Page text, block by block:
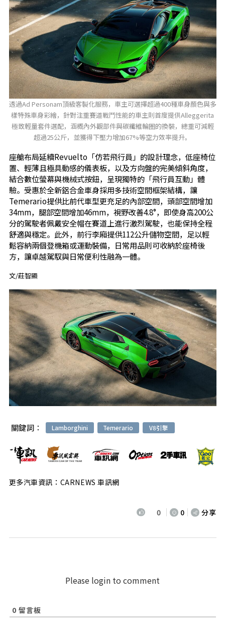
透過Ad Personam頂級客製化服務，車主可選擇超過400種車身顏色與多
樣特殊車身彩繪，針對注重賽道戰鬥性能的車主則首度提供Alleggerita
極致輕量套件選配，涵概內外觀部件與碳纖維輪圈的換裝，總重可減輕
超過25公斤，並獲得下壓力增加67%等空力效率提升。
座艙布局延續Revuelto「仿若飛行員」的設計理念，低座椅位
置、輕薄且極具動感的儀表板，以及方向盤的完美傾斜角度，
結合數位螢幕與機械式按鈕，呈現獨特的「飛行員互動」體
驗。受惠於全新鋁合金車身採用多技術空間框架結構，讓
Temerario提供比前代車型更充足的內部空間，頭部空間增加
34mm，腿部空間增加46mm，視野改善4.8°，即使身高200公
分的駕駛者佩戴安全帽在賽道上進行激烈駕駛，也能保持全程
舒適與穩定。此外，前行李廂提供112公升儲物空間，足以輕
鬆容納兩個登機箱或運動裝備，日常用品則可收納於座椅後
方，讓卓越駕馭與日常便利性融為一體。
文/莊智顯
關鍵詞： Lamborghini Temerario V8引擎
更多汽車資訊：CARNEWS 車訊網
0 0 分享
Please login to comment
0 留言板